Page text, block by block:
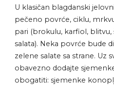
U klasičan blagdanski
pečeno povrće, ciklu,
pari (brokulu, karfiol, blitvu,
salata). Neka povrće bude
zelene salate sa strane. Uz
obavezno dodajte
obogatiti: sjemenke